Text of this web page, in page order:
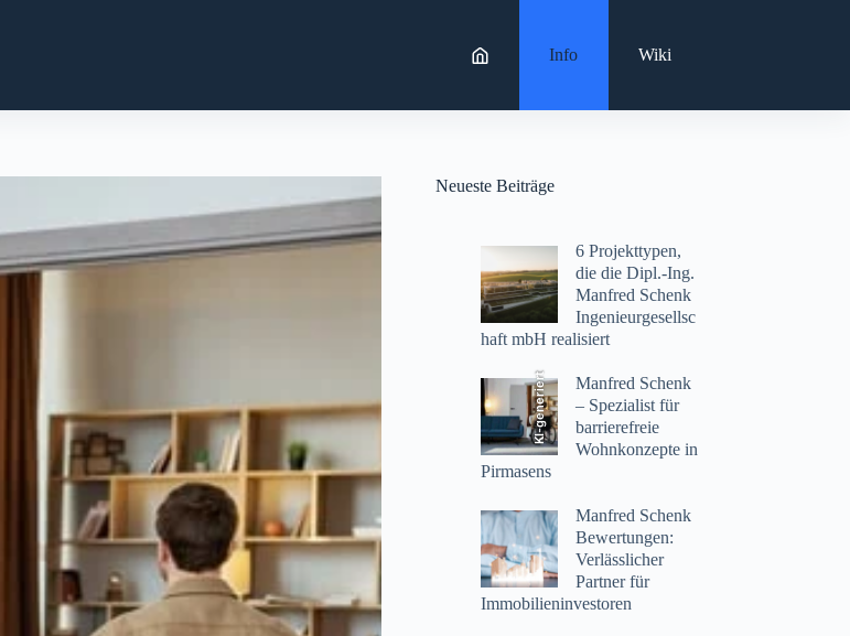
Info Wiki
Neueste Beiträge
6 Projekttypen,
die die Dipl.-Ing.
Manfred Schenk
Ingenieurgesellsc
haft mbH realisiert
KI-generiert
Manfred Schenk
– Spezialist für
barrierefreie
Wohnkonzepte in
Pirmasens
Manfred Schenk
Bewertungen:
Verlässlicher
Partner für
Immobilieninvestoren